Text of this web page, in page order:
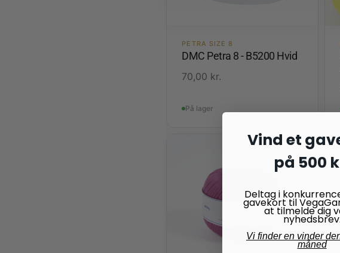
PETRA SIZE 8
DMC Petra 8 - B5200 Hvid
70,00 kr.
På lager
Vind et
på 500
Deltag i
gavekort til
at tilmelde dig
nyhedsbrev.
Vi finder en vinder
måned